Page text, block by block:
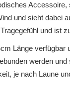
und sieht dabei
und ist
Länge
werden
je nach Laune